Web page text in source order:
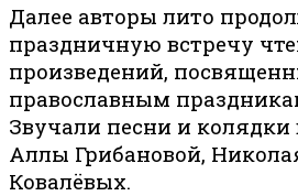
Далее авторы лито
праздничную встречу
произведений,
православным
Звучали песни и колядки
Аллы Грибановой,
Ковалёвых.